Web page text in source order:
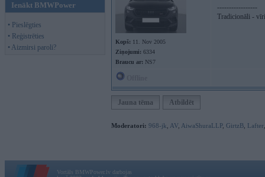
Ienākt BMWPower
• Pieslēgties
• Reģistrēties
• Aizmirsi paroli?
Kopš: 11. Nov 2005
Ziņojumi: 6334
Braucu ar: NS7
-----------------
Tradicionāli -
Jauna tēma Atbildēt
Moderatori: 968-jk AV AiwaShuraLLP, GirtzB Lafter
Vortāls BMWPower.lv darbojas